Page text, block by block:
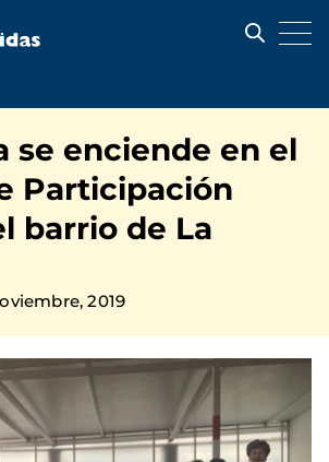
se enciende en el
Participación
barrio de La
2019